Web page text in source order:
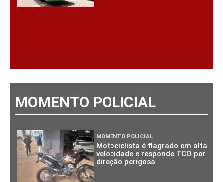
MOMENTO POLICIAL
MOMENTO POLICIAL
Motociclista é flagrado em alta
velocidade e responde TCO por
direção perigosa